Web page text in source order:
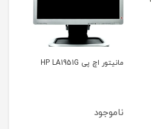
مانیتور اچ پی HP LA1951G
ناموجود